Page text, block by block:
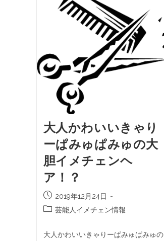
大人かわいいきゃり
ーぱみゅぱみゅの大
胆イメチェンヘ
ア！？
2019年12月24日
芸能人イメチェン情報
大人かわいいきゃりーぱみゅぱみゅの